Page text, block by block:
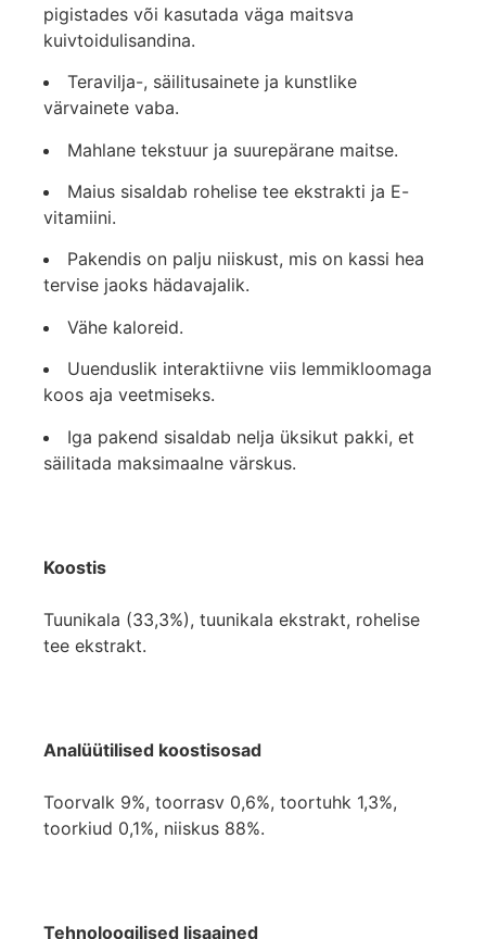
pigistades või kasutada väga maitsva
kuivtoidulisandina.
Teravilja-, säilitusainete ja kunstlike
värvainete vaba.
Mahlane tekstuur ja suurepärane maitse.
Maius sisaldab rohelise tee ekstrakti ja E-
vitamiini.
Pakendis on palju niiskust, mis on kassi hea
tervise jaoks hädavajalik.
Vähe kaloreid.
Uuenduslik interaktiivne viis lemmikloomaga
koos aja veetmiseks.
Iga pakend sisaldab nelja üksikut pakki, et
säilitada maksimaalne värskus.
Koostis
Tuunikala (33,3%), tuunikala ekstrakt, rohelise
tee ekstrakt.
Analüütilised koostisosad
Toorvalk 9%, toorrasv 0,6%, toortuhk 1,3%,
toorkiud 0,1%, niiskus 88%.
Tehnoloogilised lisaained